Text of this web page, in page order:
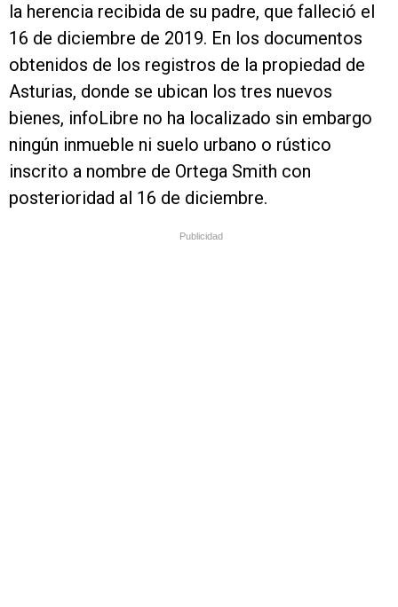
la herencia recibida de su padre, que falleció el
16 de diciembre de 2019. En los documentos
obtenidos de los registros de la propiedad de
Asturias, donde se ubican los tres nuevos
bienes, infoLibre no ha localizado sin embargo
ningún inmueble ni suelo urbano o rústico
inscrito a nombre de Ortega Smith con
posterioridad al 16 de diciembre.
Publicidad